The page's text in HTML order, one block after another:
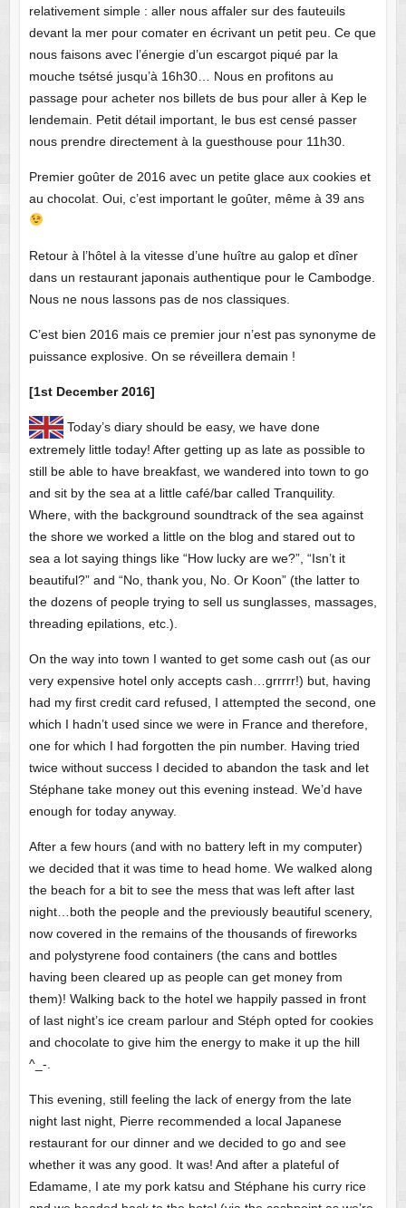
relativement simple : aller nous affaler sur des fauteuils
devant la mer pour comater en écrivant un petit peu. Ce que
nous faisons avec l’énergie d’un escargot piqué par la
mouche tsétsé jusqu’à 16h30… Nous en profitons au
passage pour acheter nos billets de bus pour aller à Kep le
lendemain. Petit détail important, le bus est censé passer
nous prendre directement à la guesthouse pour 11h30.
Premier goûter de 2016 avec un petite glace aux cookies et
au chocolat. Oui, c’est important le goûter, même à 39 ans
Retour à l’hôtel à la vitesse d’une huître au galop et dîner
dans un restaurant japonais authentique pour le Cambodge.
Nous ne nous lassons pas de nos classiques.
C’est bien 2016 mais ce premier jour n’est pas synonyme de
puissance explosive. On se réveillera demain !
[1st December 2016]
Today’s diary should be easy, we have done
extremely little today! After getting up as late as possible to
still be able to have breakfast, we wandered into town to go
and sit by the sea at a little café/bar called Tranquility.
Where, with the background soundtrack of the sea against
the shore we worked a little on the blog and stared out to
sea a lot saying things like “How lucky are we?”, “Isn’t it
beautiful?” and “No, thank you, No. Or Koon” (the latter to
the dozens of people trying to sell us sunglasses, massages,
threading epilations, etc.).
On the way into town I wanted to get some cash out (as our
very expensive hotel only accepts cash…grrrrr!) but, having
had my first credit card refused, I attempted the second, one
which I hadn’t used since we were in France and therefore,
one for which I had forgotten the pin number. Having tried
twice without success I decided to abandon the task and let
Stéphane take money out this evening instead. We’d have
enough for today anyway.
After a few hours (and with no battery left in my computer)
we decided that it was time to head home. We walked along
the beach for a bit to see the mess that was left after last
night…both the people and the previously beautiful scenery,
now covered in the remains of the thousands of fireworks
and polystyrene food containers (the cans and bottles
having been cleared up as people can get money from
them)! Walking back to the hotel we happily passed in front
of last night’s ice cream parlour and Stéph opted for cookies
and chocolate to give him the energy to make it up the hill
^_-.
This evening, still feeling the lack of energy from the late
night last night, Pierre recommended a local Japanese
restaurant for our dinner and we decided to go and see
whether it was any good. It was! And after a plateful of
Edamame, I ate my pork katsu and Stéphane his curry rice